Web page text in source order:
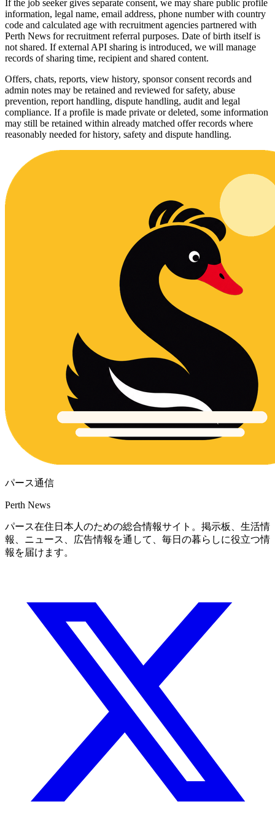
If the job seeker gives separate consent, we may share public profile
information, legal name, email address, phone number with country
code and calculated age with recruitment agencies partnered with
Perth News for recruitment referral purposes. Date of birth itself is
not shared. If external API sharing is introduced, we will manage
records of sharing time, recipient and shared content.
Offers, chats, reports, view history, sponsor consent records and
admin notes may be retained and reviewed for safety, abuse
prevention, report handling, dispute handling, audit and legal
compliance. If a profile is made private or deleted, some information
may still be retained within already matched offer records where
reasonably needed for history, safety and dispute handling.
パース通信
Perth News
パース在住日本人のための総合情報サイト。掲示板、生活情
報、ニュース、広告情報を通して、毎日の暮らしに役立つ情
報を届けます。